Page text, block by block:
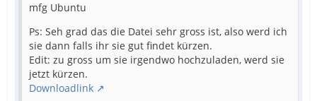
mfg Ubuntu
Ps: Seh grad das die Datei sehr gross ist, also werd ich
sie dann falls ihr sie gut findet kürzen.
Edit: zu gross um sie irgendwo hochzuladen, werd sie
jetzt kürzen.
Downloadlink